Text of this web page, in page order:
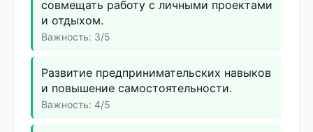
совмещать работу с личными проектами
и отдыхом.
Важность: 3/5
Развитие предпринимательских навыков
и повышение самостоятельности.
Важность: 4/5